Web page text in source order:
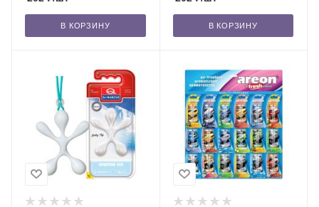
В КОРЗИНУ В КОРЗИНУ